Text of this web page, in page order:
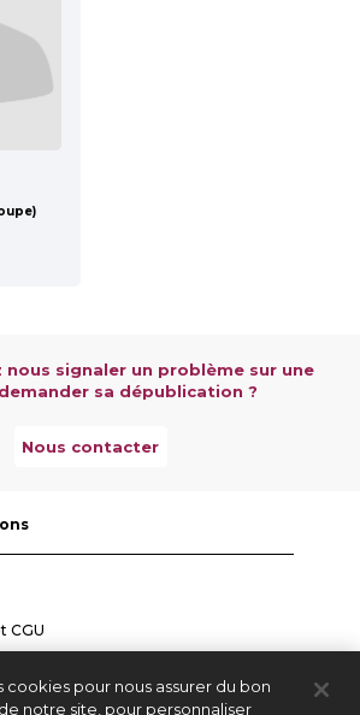
nous signaler un problème sur une
sa dépublication ?
Nous contacter
CGU
cookies pour nous assurer du bon
notre site, pour personnaliser